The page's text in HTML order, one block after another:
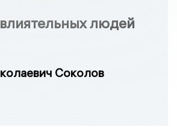
людей
Соколов